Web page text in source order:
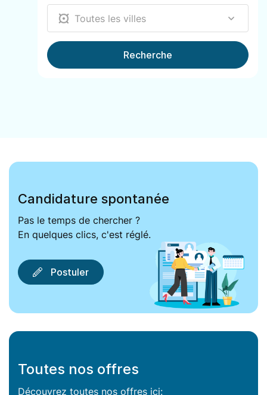
12000
Recherche
Candidature spontanée
Pas le temps de chercher ?
En quelques clics, c'est réglé.
Postuler
Toutes nos offres
Découvrez toutes nos offres ici: